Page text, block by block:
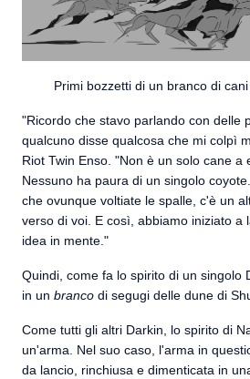
Primi bozzetti di un branco di
"Ricordo che stavo parlando con delle
qualcuno disse qualcosa che mi colpì
Riot Twin Enso. "Non è un solo cane a
Nessuno ha paura di un singolo
che ovunque voltiate le spalle, c'è un
verso di voi. E così, abbiamo iniziato a
idea in mente."
Quindi, come fa lo spirito di un singolo
in un branco di segugi delle dune di
Come tutti gli altri Darkin, lo spirito di
un'arma. Nel suo caso, l'arma in
da lancio, rinchiusa e dimenticata in